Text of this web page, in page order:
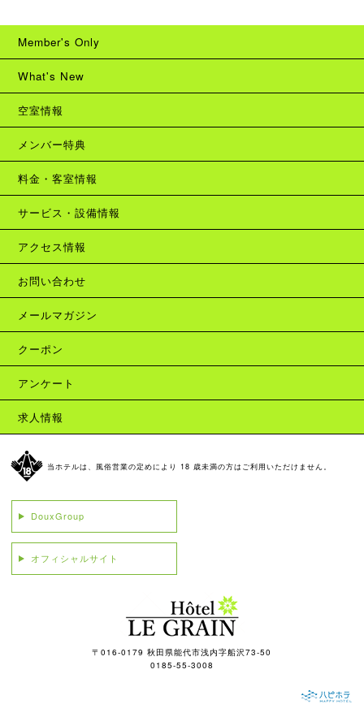
Member's Only
What's New
空室情報
メンバー特典
料金・客室情報
サービス・設備情報
アクセス情報
お問い合わせ
メールマガジン
クーポン
アンケート
求人情報
当ホテルは、風俗営業の定めにより 18 歳未満の方はご利用いただけません。
DouxGroup
オフィシャルサイト
〒016-0179 秋田県能代市浅内字船沢73-50
0185-55-3008